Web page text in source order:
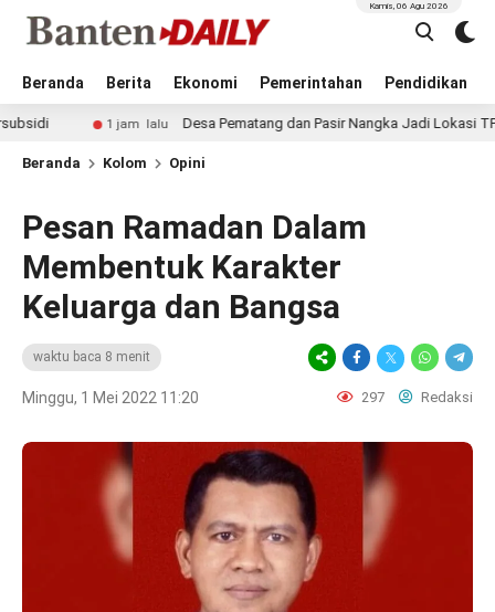
Beranda Berita Ekonomi Pemerintahan Pendidikan
Kamis, 06 Agu 2026
lalu Desa Pematang dan Pasir Nangka Jadi Lokasi TPS3R, Pemkab
Beranda Kolom Opini
Pesan Ramadan Dalam
Membentuk Karakter
Keluarga dan Bangsa
waktu baca 8 menit
Minggu, 1 Mei 2022 11:20 297 Redaksi